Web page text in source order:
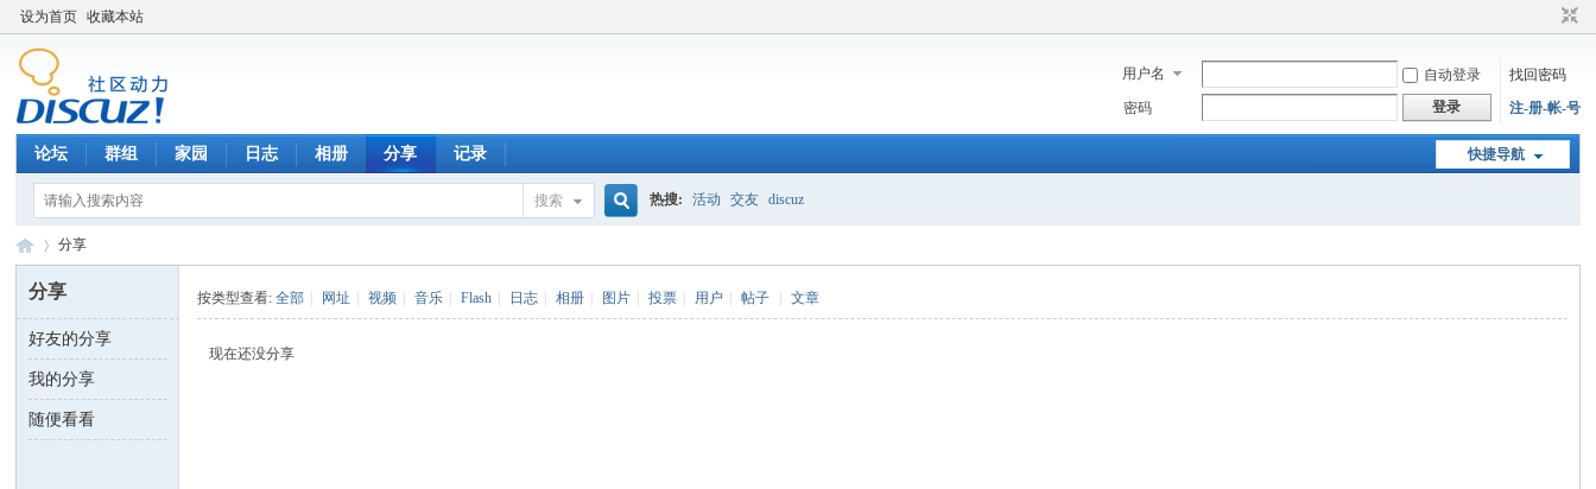
设为首页 收藏本站
用户名 自动登录
找回密码
密码
登录 注-册-帐-号
快捷导航
论坛 群组 家园 日志 相册 分享 记录
搜索 热搜: 活动 交友 discuz
数 ›
分享
分享
好友的分享
我的分享
随便看看
按类型查看:全部 网址 视频 音乐 Flash 日志 相册 图片 投票 用户 帖子 文章
现在还没分享